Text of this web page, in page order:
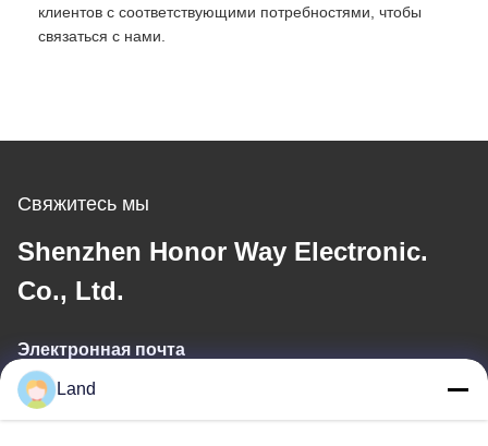
клиентов с соответствующими потребностями, чтобы
связаться с нами.
Свяжитесь мы
Shenzhen Honor Way Electronic.
Co., Ltd.
Электронная почта
land@szhw-tech.com
Land